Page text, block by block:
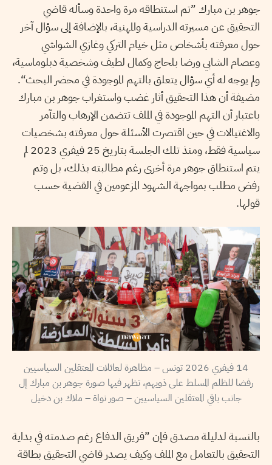
جوهر بن مبارك ”تم استنطاقه مرة واحدة وسأله قاضي
التحقيق عن مسيرته الدراسية والمهنية، بالإضافة إلى سؤال آخر
حول معرفته بأشخاص مثل خيام التركي وغازي الشواشي
وعصام الشابي ورضا بلحاج وكمال لطيف وشخصية دبلوماسية،
ولم يوجه له أي سؤال يتعلق بالتهم الموجودة في محضر البحث“.
مضيفة أن هذا التحقيق أثار غضب واستغراب جوهر بن مبارك
باعتبار أن التهم الموجودة في الملف تتضمن الإرهاب والتآمر
والاغتيالات في حين اقتصرت الأسئلة حول معرفته بشخصيات
سياسية فقط، ومنذ تلك الجلسة بتاريخ 25 فيفري 2023 لم
يتم استنطاق جوهر مرة أخرى رغم مطالبته بذلك، بل وتم
رفض مطلب بمواجهة الشهود المزعومين في القضية حسب
قولها.
14 فيفري 2026 تونس – مظاهرة لعائلات المعتقلين السياسيين
رفضا للظلم المسلط على ذويهم، تظهر فيها صورة جوهر بن مبارك إل
جانب باقي المعتقلين السياسيين – صور نواة – ملاك بن دخيل
بالنسبة لدليلة مصدق فإن ”فريق الدفاع رغم صدمته في بداية
التحقيق بالتعامل مع الملف وكيف يصدر قاضي التحقيق بطاقة